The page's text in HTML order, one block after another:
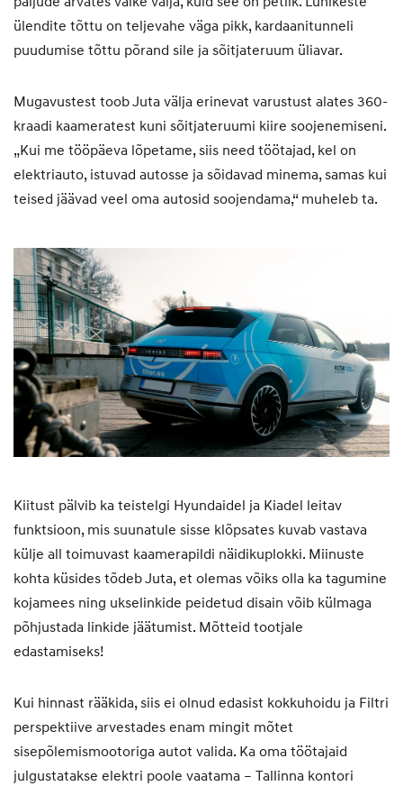
ülendite tõttu on teljevahe väga pikk, kardaanitunneli
puudumise tõttu põrand sile ja sõitjateruum üliavar.
Mugavustest toob Juta välja erinevat varustust alates 360-
kraadi kaameratest kuni sõitjateruumi kiire soojenemiseni.
„Kui me tööpäeva lõpetame, siis need töötajad, kel on
elektriauto, istuvad autosse ja sõidavad minema, samas kui
teised jäävad veel oma autosid soojendama,“ muheleb ta.
Kiitust pälvib ka teistelgi Hyundaidel ja Kiadel leitav
funktsioon, mis suunatule sisse klõpsates kuvab vastava
külje all toimuvast kaamerapildi näidikuplokki. Miinuste
kohta küsides tõdeb Juta, et olemas võiks olla ka tagumine
kojamees ning ukselinkide peidetud disain võib külmaga
põhjustada linkide jäätumist. Mõtteid tootjale
edastamiseks!
Kui hinnast rääkida, siis ei olnud edasist kokkuhoidu ja Filtri
perspektiive arvestades enam mingit mõtet
sisepõlemismootoriga autot valida. Ka oma töötajaid
julgustatakse elektri poole vaatama – Tallinna kontori